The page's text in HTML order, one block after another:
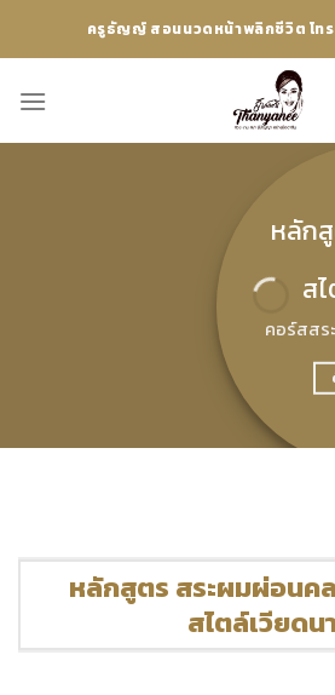
ครูธัญญ์ สอนนวดหน้าพลิกชีวิต โท
หลัก
ส
คอร์สสร
หลักสูตร สระผมผ่อนค
สไตล์เวียดน